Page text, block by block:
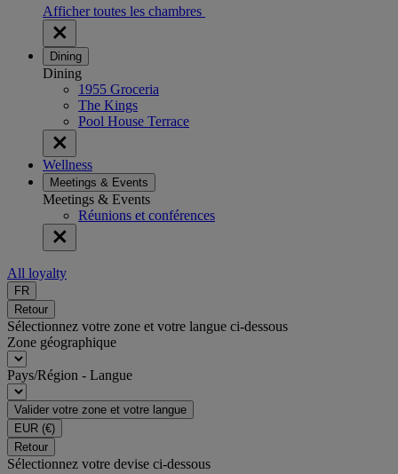
Afficher toutes les chambres
Dining
Dining
1955 Groceria
The Kings
Pool House Terrace
Wellness
Meetings & Events
Meetings & Events
Réunions et conférences
All loyalty
FR
Retour
Sélectionnez votre zone et votre langue ci-dessous
Zone géographique
Pays/Région - Langue
Valider votre zone et votre langue
EUR (€)
Retour
Sélectionnez votre devise ci-dessous